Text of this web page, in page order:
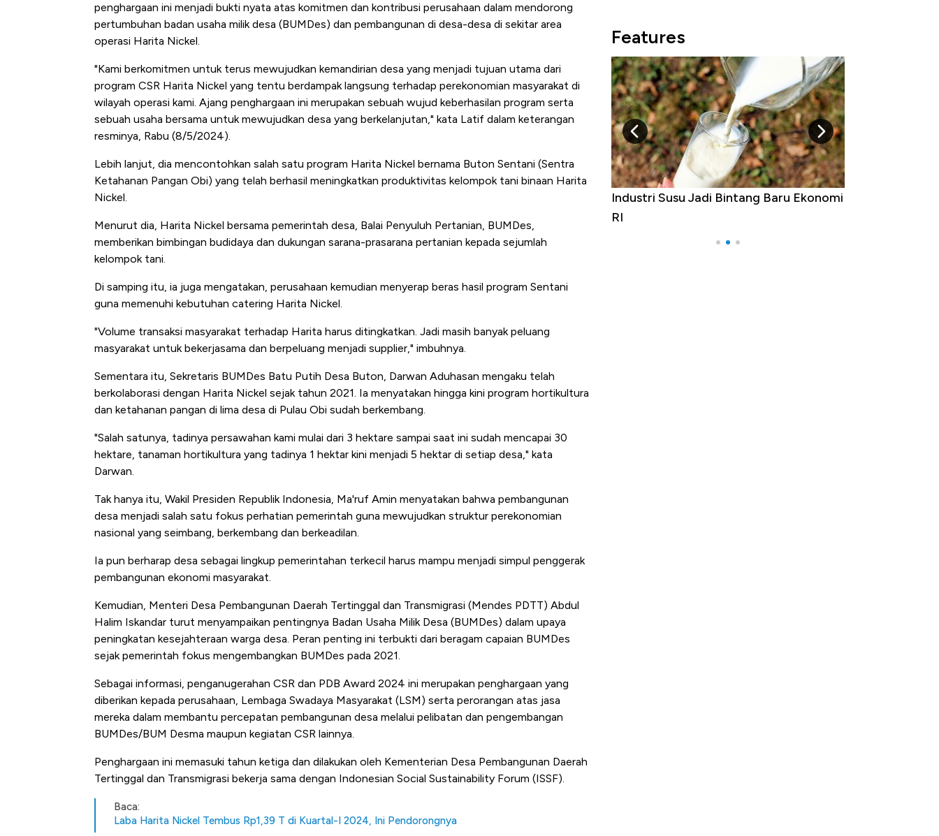
penghargaan ini menjadi bukti nyata atas komitmen dan kontribusi perusahaan dalam mendorong
pertumbuhan badan usaha milik desa (BUMDes) dan pembangunan di desa-desa di sekitar area
operasi Harita Nickel.
"Kami berkomitmen untuk terus mewujudkan kemandirian desa yang menjadi tujuan utama dari
program CSR Harita Nickel yang tentu berdampak langsung terhadap perekonomian masyarakat di
wilayah operasi kami. Ajang penghargaan ini merupakan sebuah wujud keberhasilan program serta
sebuah usaha bersama untuk mewujudkan desa yang berkelanjutan," kata Latif dalam keterangan
resminya, Rabu (8/5/2024).
Lebih lanjut, dia mencontohkan salah satu program Harita Nickel bernama Buton Sentani (Sentra
Ketahanan Pangan Obi) yang telah berhasil meningkatkan produktivitas kelompok tani binaan Harita
Nickel.
Menurut dia, Harita Nickel bersama pemerintah desa, Balai Penyuluh Pertanian, BUMDes,
memberikan bimbingan budidaya dan dukungan sarana-prasarana pertanian kepada sejumlah
kelompok tani.
Di samping itu, ia juga mengatakan, perusahaan kemudian menyerap beras hasil program Sentani
guna memenuhi kebutuhan catering Harita Nickel.
"Volume transaksi masyarakat terhadap Harita harus ditingkatkan. Jadi masih banyak peluang
masyarakat untuk bekerjasama dan berpeluang menjadi supplier," imbuhnya.
Sementara itu, Sekretaris BUMDes Batu Putih Desa Buton, Darwan Aduhasan mengaku telah
berkolaborasi dengan Harita Nickel sejak tahun 2021. Ia menyatakan hingga kini program hortikultura
dan ketahanan pangan di lima desa di Pulau Obi sudah berkembang.
"Salah satunya, tadinya persawahan kami mulai dari 3 hektare sampai saat ini sudah mencapai 30
hektare, tanaman hortikultura yang tadinya 1 hektar kini menjadi 5 hektar di setiap desa," kata
Darwan.
Tak hanya itu, Wakil Presiden Republik Indonesia, Ma'ruf Amin menyatakan bahwa pembangunan
desa menjadi salah satu fokus perhatian pemerintah guna mewujudkan struktur perekonomian
nasional yang seimbang, berkembang dan berkeadilan.
Ia pun berharap desa sebagai lingkup pemerintahan terkecil harus mampu menjadi simpul penggerak
pembangunan ekonomi masyarakat.
Kemudian, Menteri Desa Pembangunan Daerah Tertinggal dan Transmigrasi (Mendes PDTT) Abdul
Halim Iskandar turut menyampaikan pentingnya Badan Usaha Milik Desa (BUMDes) dalam upaya
peningkatan kesejahteraan warga desa. Peran penting ini terbukti dari beragam capaian BUMDes
sejak pemerintah fokus mengembangkan BUMDes pada 2021.
Sebagai informasi, penganugerahan CSR dan PDB Award 2024 ini merupakan penghargaan yang
diberikan kepada perusahaan, Lembaga Swadaya Masyarakat (LSM) serta perorangan atas jasa
mereka dalam membantu percepatan pembangunan desa melalui pelibatan dan pengembangan
BUMDes/BUM Desma maupun kegiatan CSR lainnya.
Penghargaan ini memasuki tahun ketiga dan dilakukan oleh Kementerian Desa Pembangunan Daerah
Tertinggal dan Transmigrasi bekerja sama dengan Indonesian Social Sustainability Forum (ISSF).
Baca:
Laba Harita Nickel Tembus Rp1,39 T di Kuartal-I 2024, Ini Pendorongnya
Features
5 Raja Ekonomi Indonesia: Maaf, Gak
Ada Jawa!